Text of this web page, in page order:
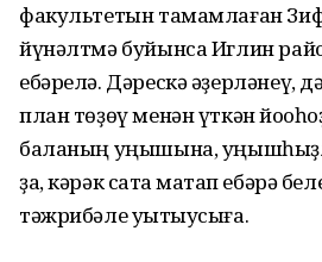
факультетын тамамлаған
йүнәлтмә буйынса Иглин
ебәрелә. Дәрескә әҙерләнеү,
план төҙөү менән үткән
баланың уңышына,
ҙа, кәрәк саҡта маҡтап ебәрә
тәжрибәле уҡытыусыға.